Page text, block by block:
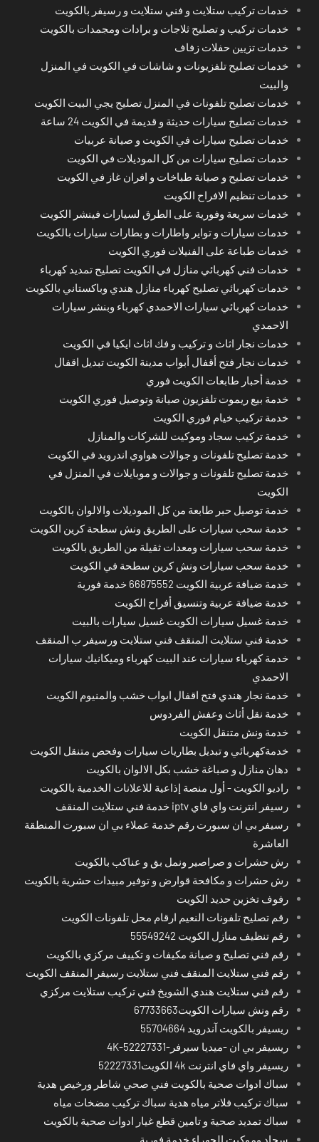
خدمات تركيب ستلايت و فني ستلايت و رسيفر بالكويت
خدمات تركيب و تصليح ثلاجات و برادات ومجمدات بالكويت
خدمات تزيين حفلات زفاف
خدمات تصليح تلفزيونات و شاشات في الكويت في المنزل
والبيت
خدمات تصليح تلفونات في المنزل تصليح يجي البيت الكويت
خدمات تصليح سيارات حديثة و قديمة في الكويت 24 ساعة
خدمات تصليح سيارات في الكويت و صيانة عربيات
خدمات تصليح سيارات من كل الموديلات في الكويت
خدمات تصليح و صيانة طباخات و افران غاز في الكويت
خدمات تنظيم الافراح الكويت
خدمات سريعة وفورية على الطرق لسيارات فينشر الكويت
خدمات سيارات و تواير واطارات و بطارات سيارات بالكويت
خدمات طباعة على الفنيلات فوري الكويت
خدمات فني كهربائي منازل في الكويت تصليح تمديد كهرباء
خدمات كهربائي تصليح كهرباء منازل هندي وباكستاني بالكويت
خدمات كهربائي سيارات الاحمدي كهرباء وبنشر سيارات
الاحمدي
خدمات نجار اثاث و تركيب و فك اثاث ايكيا في الكويت
خدمات نجار فتح أقفال أبواب مدينة الكويت تبديل اقفال
خدمة أحبار طابعات الكويت فوري
خدمة بيع ريموت تلفزيون صيانة وتوصيل فوري الكويت
خدمة تركيب خيام فوري الكويت
خدمة تركيب سجاد وموكيت للشركات والمنازل
خدمة تصليح تلفونات و جوالات هواوي اندرويد في الكويت
خدمة تصليح تلفونات و جوالات و موبايلات في المنزل في
الكويت
خدمة توصيل حبر طابعة من كل الموديلات والالوان بالكويت
خدمة سحب سيارات على الطريق ونش سطحة كرين الكويت
خدمة سحب سيارات ومعدات ثقيلة من الطريق بالكويت
خدمة سحب سيارات ونش كرين سطحة في الكويت
خدمة ضيافة عربية الكويت 66875552 خدمة فورية
خدمة ضيافة عربية وتنسيق أفراح الكويت
خدمة غسيل سيارات الكويت غسيل سيارات بالبيت
خدمة فني ستلايت المنقف فني ستلايت ورسيفر ب المنقف
خدمة كهرباء سيارات عند البيت كهرباء وميكانيك سيارات
الاحمدي
خدمة نجار هندي فتح اقفال ابواب خشب والمنيوم الكويت
خدمة نقل أثاث وعفش الفردوس
خدمة ونش متنقل الكويت
خدمةكهربائي و تبديل بطاريات سيارات وفحص متنقل الكويت
دهان منازل و صباغة خشب بكل الالوان بالكويت
راديو الكويت - أول منصة إذاعية للاعلانات الخدمية بالكويت
رسيفر انترنت واي فاي iptv خدمة فني ستلايت المنقف
رسيفر بي ان سبورت رقم خدمة عملاء بي ان سبورت المنطقة
العاشرة
رش حشرات و صراصير ونمل بق و عناكب بالكويت
رش حشرات و مكافحة قوارض و توفير مبيدات حشرية بالكويت
رفوف تخزين حديد الكويت
رقم تصليح تلفونات النعيم ارقام محل تلفونات الكويت
رقم تنظيف منازل الكويت 55549242
رقم فني تصليح و صيانة مكيفات و تكييف مركزي بالكويت
رقم فني ستلايت المنقف فني ستلايت رسيفر المنقف الكويت
رقم فني ستلايت هندي الشويخ فني تركيب ستلايت مركزي
رقم ونش سيارات الكويت67733663
ريسيفر بالكويت آندرويد 55704664
ريسيفر بي ان -ميديا سيرفر-4K-52227331
ريسيفر واي فاي انترنت 4k الكويت52227331
سباك ادوات صحية بالكويت فني صحي شاطر ورخيص هدية
سباك تركيب فلاتر مياه هدية سباك تركيب مضخات مياه
سباك تمديد صحية و تامين قطع غيار ادوات صحية بالكويت
سجاد وموكيت الجهراء خدمة فورية